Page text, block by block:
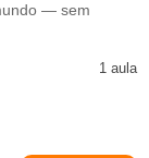
— sem
1 aula